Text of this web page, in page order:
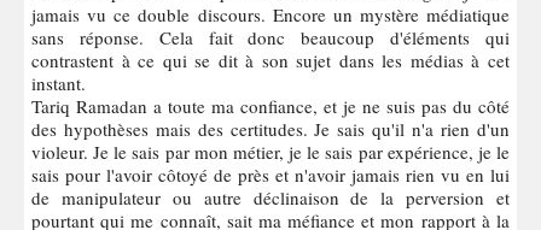
jamais vu ce double discours. Encore un mystère médiatique
sans réponse. Cela fait donc beaucoup d'éléments qui
contrastent à ce qui se dit à son sujet dans les médias à cet
instant.
Tariq Ramadan a toute ma confiance, et je ne suis pas du côté
des hypothèses mais des certitudes. Je sais qu'il n'a rien d'un
violeur. Je le sais par mon métier, je le sais par expérience, je le
sais pour l'avoir côtoyé de près et n'avoir jamais rien vu en lui
de manipulateur ou autre déclinaison de la perversion et
pourtant qui me connaît, sait ma méfiance et mon rapport à la